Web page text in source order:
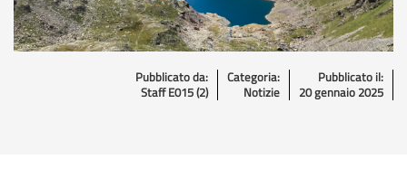
Pubblicato da:
Staff E015 (2)
Categoria:
Notizie
Pubblicato il:
20 gennaio 2025